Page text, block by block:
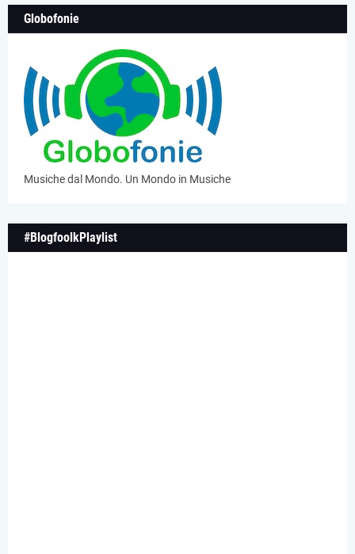
Globofonie
Musiche dal Mondo. Un Mondo in Musiche
#BlogfoolkPlaylist